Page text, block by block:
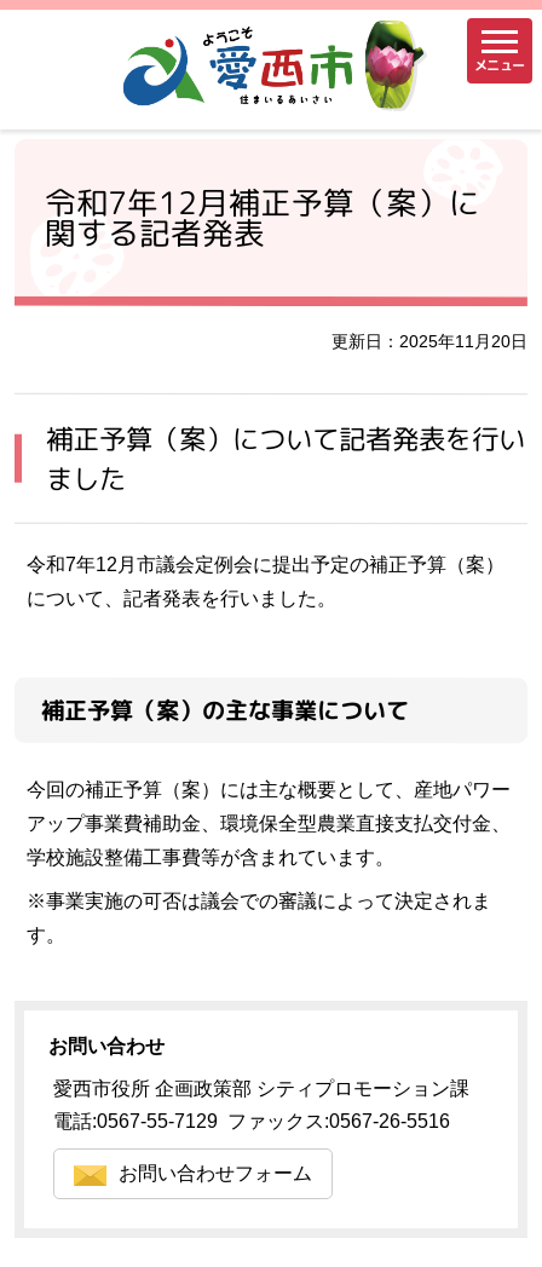
メニュー
令和7年12月補正予算（案）に
関する記者発表
更新日：2025年11月20日
補正予算（案）について記者発表を行い
ました
令和7年12月市議会定例会に提出予定の補正予算（案）
について、記者発表を行いました。
補正予算（案）の主な事業について
今回の補正予算（案）には主な概要として、産地パワー
アップ事業費補助金、環境保全型農業直接支払交付金、
学校施設整備工事費等が含まれています。
※事業実施の可否は議会での審議によって決定されま
す。
お問い合わせ
愛西市役所 企画政策部 シティプロモーション課
電話:0567-55-7129 ファックス:0567-26-5516
お問い合わせフォーム